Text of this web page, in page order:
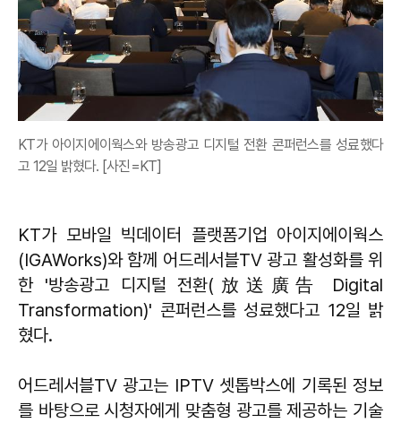
KT가 아이지에이웍스와 방송광고 디지털 전환 콘퍼런스를 성료했다
고 12일 밝혔다. [사진=KT]
KT가 모바일 빅데이터 플랫폼기업 아이지에이웍스
(IGAWorks)와 함께 어드레서블TV 광고 활성화를 위
한 '방송광고 디지털 전환(放送廣告 Digital
Transformation)' 콘퍼런스를 성료했다고 12일 밝
혔다.
어드레서블TV 광고는 IPTV 셋톱박스에 기록된 정보
를 바탕으로 시청자에게 맞춤형 광고를 제공하는 기술